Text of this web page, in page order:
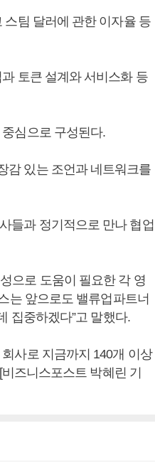
팀 달러에 관한 이자율 등
토큰 설계와 서비스화 등
심으로 구성된다.
감 있는 조언과 네트워크를
들과 정기적으로 만나 협업
으로 도움이 필요한 각 영
는 앞으로도 밸류업파트너
집중하겠다”고 말했다.
사로 지금까지 140개 이상
즈니스포스트 박혜린 기